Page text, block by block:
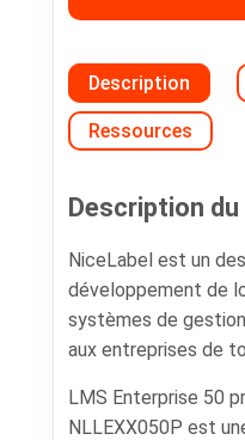
Description
Ressources
Description
NiceLabel est un
développement de
systèmes de
aux entreprises de
LMS Enterprise 50
NLLEXX050P est